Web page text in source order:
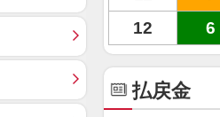
12
6
払戻金